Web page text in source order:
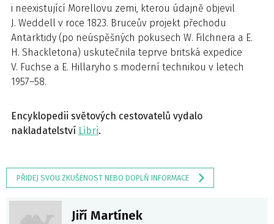
i neexistující Morellovu zemi, kterou údajně objevil
J. Weddell v roce 1823. Bruceův projekt přechodu
Antarktidy (po neúspěšných pokusech W. Filchnera a E.
H. Shackletona) uskutečnila teprve britská expedice
V. Fuchse a E. Hillaryho s moderní technikou v letech
1957–58.
Encyklopedii světových cestovatelů vydalo
nakladatelství Libri.
PŘIDEJ SVOU ZKUŠENOST NEBO DOPLŇ INFORMACE
Jiří Martínek